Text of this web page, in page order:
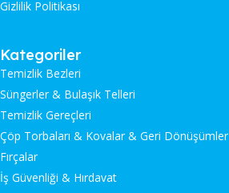
Gizlilik Politikası
Kategoriler
Temizlik Bezleri
Süngerler & Bulaşık Telleri
Temizlik Gereçleri
Çöp Torbaları & Kovalar & Geri Dönüşümler
Fırçalar
İş Güvenliği & Hırdavat